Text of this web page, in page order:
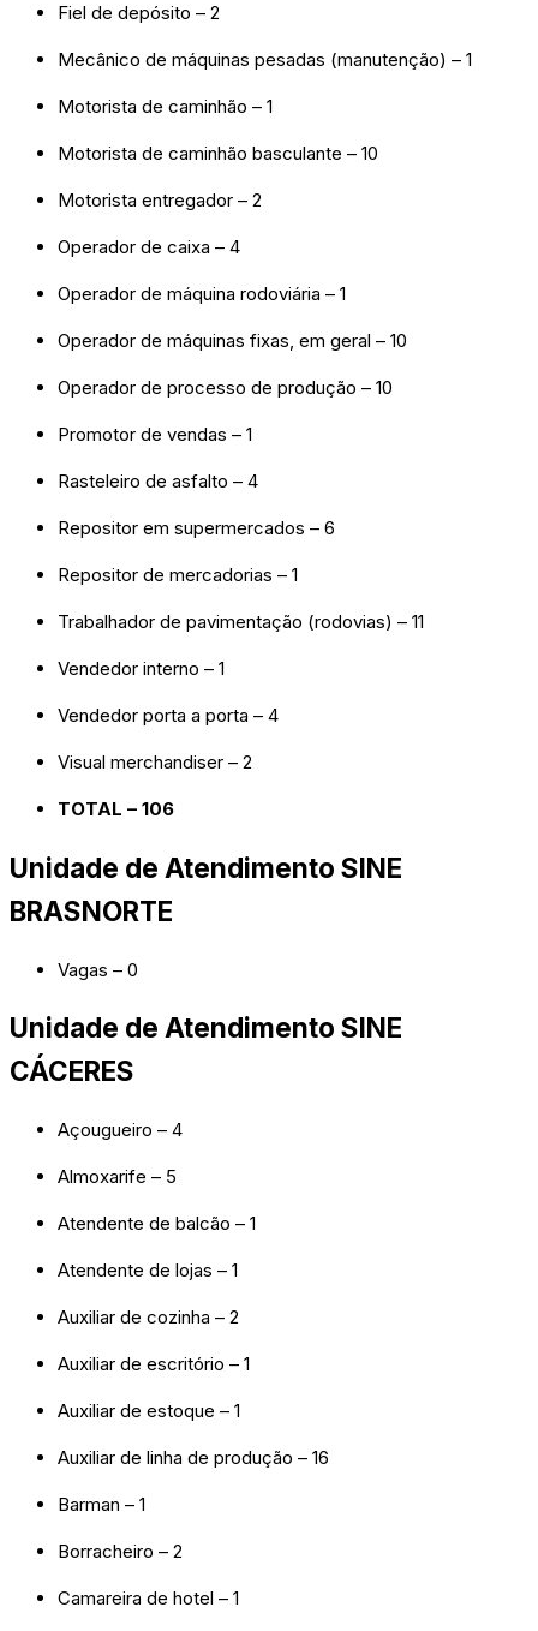
Fiel de depósito – 2
Mecânico de máquinas pesadas (manutenção) – 1
Motorista de caminhão – 1
Motorista de caminhão basculante – 10
Motorista entregador – 2
Operador de caixa – 4
Operador de máquina rodoviária – 1
Operador de máquinas fixas, em geral – 10
Operador de processo de produção – 10
Promotor de vendas – 1
Rasteleiro de asfalto – 4
Repositor em supermercados – 6
Repositor de mercadorias – 1
Trabalhador de pavimentação (rodovias) – 11
Vendedor interno – 1
Vendedor porta a porta – 4
Visual merchandiser – 2
TOTAL – 106
Unidade de Atendimento SINE
BRASNORTE
Vagas – 0
Unidade de Atendimento SINE
CÁCERES
Açougueiro – 4
Almoxarife – 5
Atendente de balcão – 1
Atendente de lojas – 1
Auxiliar de cozinha – 2
Auxiliar de escritório – 1
Auxiliar de estoque – 1
Auxiliar de linha de produção – 16
Barman – 1
Borracheiro – 2
Camareira de hotel – 1